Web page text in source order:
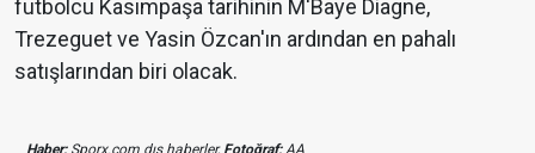
futbolcu Kasımpaşa tarihinin M'Baye Diagne,
Trezeguet ve Yasin Özcan'ın ardından en pahalı
satışlarından biri olacak.
Haber;Sporx.com dış haberler,Fotoğraf;AA